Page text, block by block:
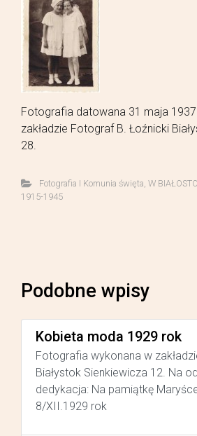
Fotografia datowana 31 maja
zakładzie Fotograf B. Łoźnicki
28.
Fotografia I Komunia święta W
1915-1945
Podobne wpisy
Kobieta moda 1929 rok
Fotografia wykonana w
Białystok Sienkiewicza 12. Na
dedykacja: Na pamiątkę
8/XII.1929 rok